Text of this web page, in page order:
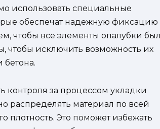
использовать специальные
обеспечат надежную фиксацию
чтобы все элементы опалубки
чтобы исключить возможность их
контроля за процессом укладки
распределять материал по всей
плотность. Это поможет избежать